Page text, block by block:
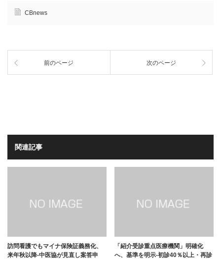
CBnews
前のページ 次のページ
関連記事
訪問看護でもマイナ保険証義務化、
来年秋以降-中医協が見直し案答申
「紹介受診重点医療機関」明確化
へ、基準を明示-初診40％以上・再診